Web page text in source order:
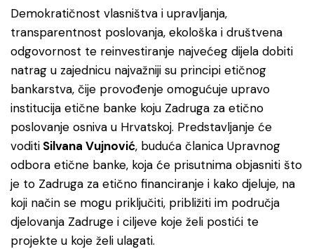
Demokratičnost vlasništva i upravljanja,
transparentnost poslovanja, ekološka i društvena
odgovornost te reinvestiranje najvećeg dijela dobiti
natrag u zajednicu najvažniji su principi etičnog
bankarstva, čije provođenje omogućuje upravo
institucija etične banke koju Zadruga za etično
poslovanje osniva u Hrvatskoj. Predstavljanje će
voditi Silvana Vujnović, buduća članica Upravnog
odbora etične banke, koja će prisutnima objasniti što
je to Zadruga za etično financiranje i kako djeluje, na
koji način se mogu priključiti, približiti im područja
djelovanja Zadruge i ciljeve koje želi postići te
projekte u koje želi ulagati.